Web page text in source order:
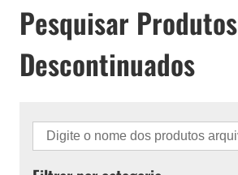
Pesquisar Produtos
Descontinuados